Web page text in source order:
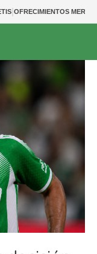
|OFRECIMIENTOS